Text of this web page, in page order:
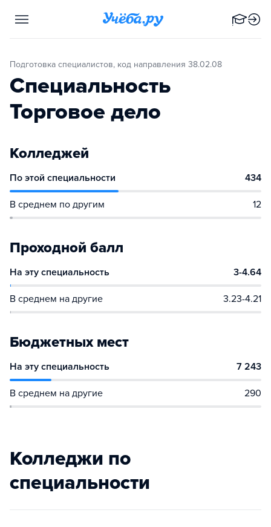
Подготовка специалистов, код направления 38.02.08
Специальность
Торговое дело
Колледжей
По этой специальности 434
В среднем по другим 12
Проходной балл
На эту специальность 3-4.64
В среднем на другие 3.23-4.21
Бюджетных мест
На эту специальность 7 243
В среднем на другие 290
Колледжи по
специальности